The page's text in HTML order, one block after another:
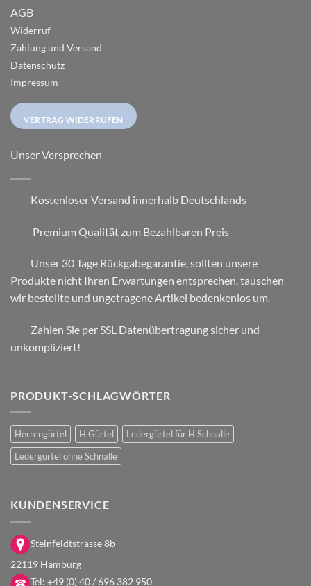
AGB
Widerruf
Zahlung und Versand
Datenschutz
Impressum
VERTRAG WIDERRUFEN
Unser Versprechen
Kostenloser Versand innerhalb Deutschlands
Premium Qualität zum Bezahlbaren Preis
Unser 30 Tage Rückgabegarantie, sollten unsere
Produkte nicht Ihren Erwartungen entsprechen, tauschen
wir bestellte und ungetragene Artikel bedenkenlos um.
Zahlen Sie per SSL Datenübertragung sicher und
unkompliziert!
PRODUKT-SCHLAGWÖRTER
Herrengürtel H Gürtel
Ledergürtel für H Schnalle
Ledergürtel ohne Schnalle
KUNDENSERVICE
Steinfeldtstrasse 8b
22119 Hamburg
Tel: +49 (0) 40 / 696 382 950